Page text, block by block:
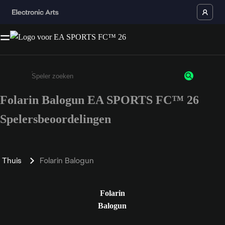
Enter a minimum of 3 characters or numbers
Folarin Balogun EA SPORTS FC™ 26
Spelersbeoordelingen
Thuis Folarin Balogun
Folarin
Balogun